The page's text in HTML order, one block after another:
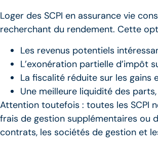
Loger des SCPI en assurance vie
recherchant du rendement. Cette
Les revenus potentiels
L’exonération partielle d’impôt
La fiscalité réduite sur les
Une meilleure liquidité des
Attention toutefois : toutes les SCPI
frais de gestion supplémentaires ou
contrats, les sociétés de gestion et